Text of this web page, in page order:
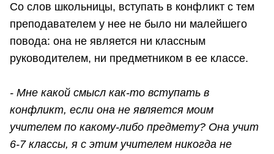
Со слов школьницы, вступать в конфликт с тем
преподавателем у нее не было ни малейшего
повода: она не является ни классным
руководителем, ни предметником в ее классе.
- Мне какой смысл как-то вступать в
конфликт, если она не является моим
учителем по какому-либо предмету? Она учит
6-7 классы, я с этим учителем никогда не